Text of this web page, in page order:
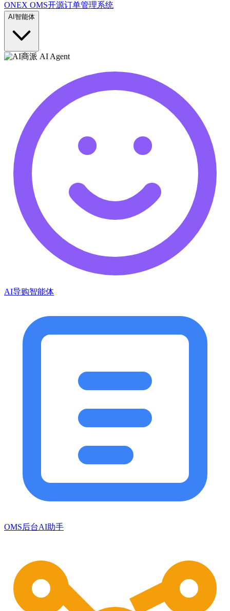
ONEX OMS开源订单管理系统
AI智能体
商派 AI Agent
AI导购智能体
OMS后台AI助手